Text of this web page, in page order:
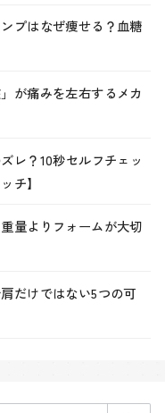
プはなぜ痩せる？血糖
が痛みを左右するメカ
レ？10秒セルフチェッ
チ】
量よりフォームが大切
だけではない5つの可